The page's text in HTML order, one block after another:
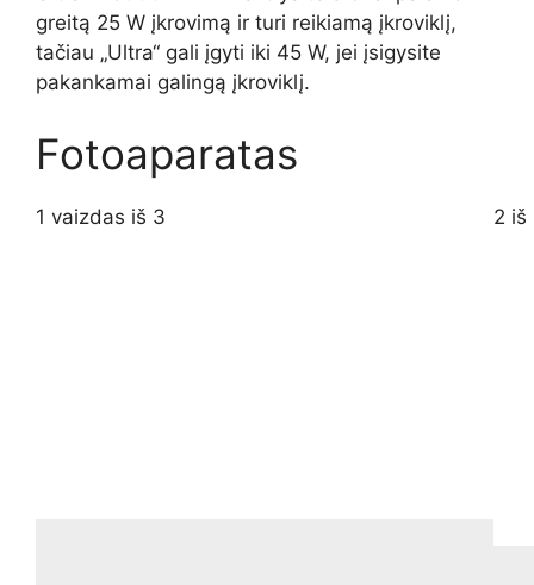
greitą 25 W įkrovimą ir turi reikiamą įkroviklį,
tačiau „Ultra“ gali įgyti iki 45 W, jei įsigysite
pakankamai galingą įkroviklį.
Fotoaparatas
1 vaizdas iš 3 2 iš